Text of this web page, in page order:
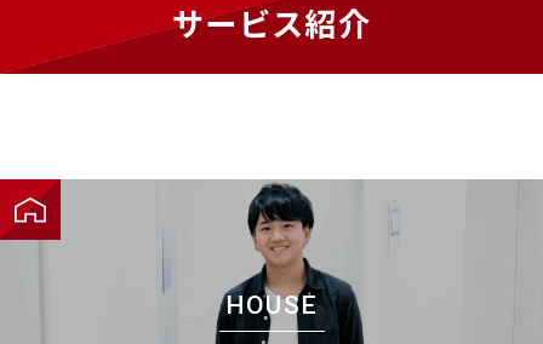
サービス紹介
HOUSE